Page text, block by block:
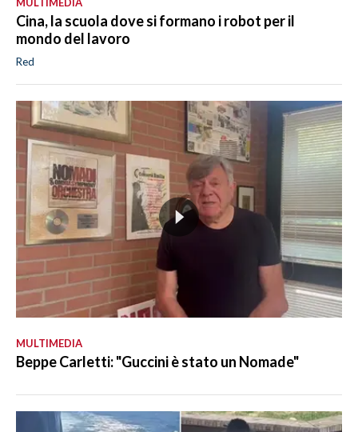
Cina, la scuola dove si formano i robot per il
mondo del lavoro
Red
MULTIMEDIA
Beppe Carletti: "Guccini è stato un Nomade"